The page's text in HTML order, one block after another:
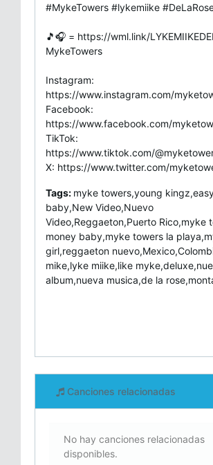
#MykeTowers #lykemiike
🎵🎧 = https://wml.link/
MykeTowers
Instagram:
https://www.instagram.com/
Facebook:
https://www.facebook.com/
TikTok:
https://www.tiktok.com/
X: https://www.twitter.com/
Tags: myke towers,young
baby,New Video,Nuevo
Video,Reggaeton,Puerto Rico,myke
money baby,myke towers la
girl,reggaeton
mike,lyke miike,like
album,nueva musica,de la
Canciones relacionadas
No hay canciones relacionadas
disponibles.